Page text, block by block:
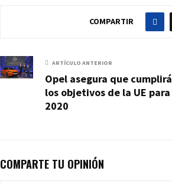
COMPARTIR
ARTÍCULO ANTERIOR
Opel asegura que cumplirá
los objetivos de la UE para
2020
COMPARTE TU OPINIÓN